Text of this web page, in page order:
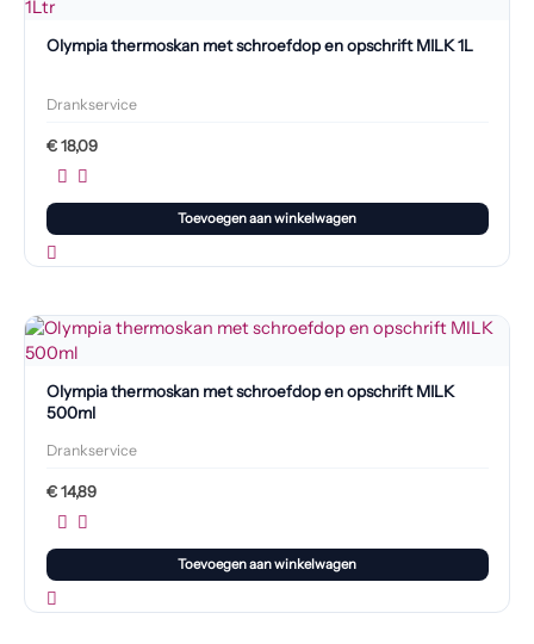
Olympia thermoskan met schroefdop en opschrift MILK 1L
Drankservice
€18,09
Toevoegen aan winkelwagen
Olympia thermoskan met schroefdop en opschrift MILK
500ml
Drankservice
€14,89
Toevoegen aan winkelwagen